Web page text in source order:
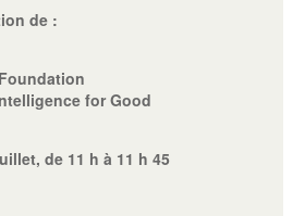
de :
for Good
de 11 h à 11 h 45